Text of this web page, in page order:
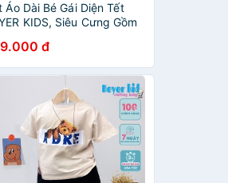
Áo Dài Bé Gái Diện Tết
KIDS, Siêu Cưng Gồm
Tết Siêu Xinh VN14
đ